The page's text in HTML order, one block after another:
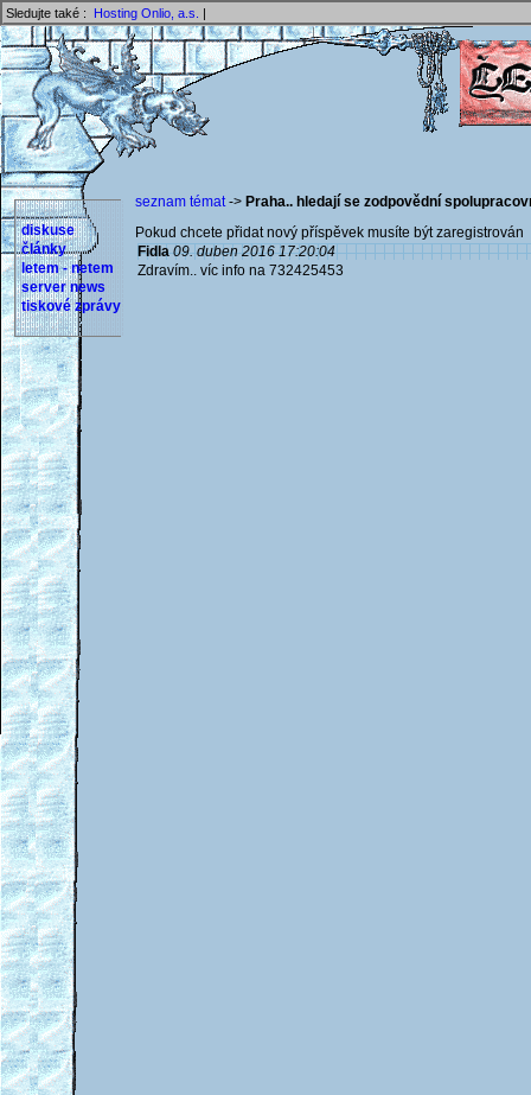
Sledujte také : Hosting Onlio, a.s. |
diskuse
články
letem - netem
server news
tiskové zprávy
seznam témat-> Praha.. hledají se zodpovědní
Pokud chcete přidat nový příspěvek musíte být
Fidla 09. duben 2016 17:20:04
Zdravím.. víc info na 732425453